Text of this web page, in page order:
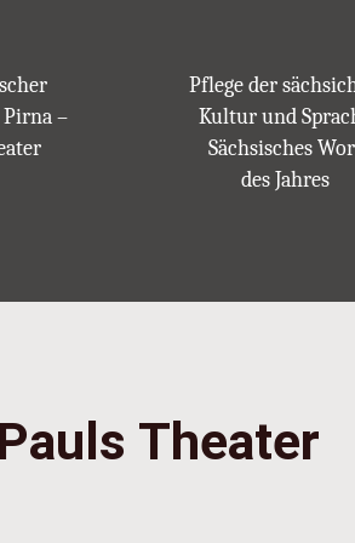
Pirna –
Pflege der
Kultur und
Sächsisches
des Jahres
Theater